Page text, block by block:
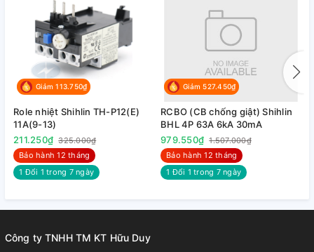
Giảm 113.750₫
Role nhiệt Shihlin TH-P12(E)
11A(9-13)
211.250₫ 325.000₫
Bảo hành 12 tháng
1 Đổi 1 trong 7 ngày
Giảm 527.450₫
RCBO (CB chống giật) Shihlin
BHL 4P 63A 6kA 30mA
979.550₫ 1.507.000₫
Bảo hành 12 tháng
1 Đổi 1 trong 7 ngày
Công ty TNHH TM KT Hữu Duy